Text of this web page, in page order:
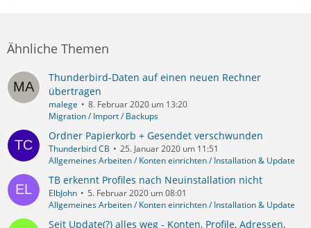
Ähnliche Themen
Thunderbird-Daten auf einen neuen Rechner
übertragen
malege
8. Februar 2020 um 13:20
Migration / Import / Backups
Ordner Papierkorb + Gesendet verschwunden
Thunderbird CB
25. Januar 2020 um 11:51
Allgemeines Arbeiten / Konten einrichten / Installation & Update
TB erkennt Profiles nach Neuinstallation nicht
ElbJohn
5. Februar 2020 um 08:01
Allgemeines Arbeiten / Konten einrichten / Installation & Update
Seit Update(?) alles weg - Konten, Profile, Adressen,